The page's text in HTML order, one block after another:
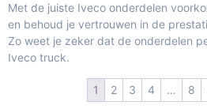
Met de juiste Iveco onderdelen
en behoud je vertrouwen in de
Zo weet je zeker dat de onderdelen
Iveco truck.
1 2 3 4 … 8